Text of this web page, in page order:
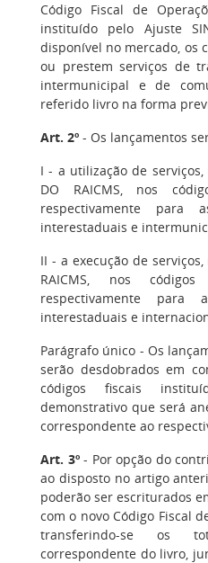
Código Fiscal de
instituído pelo Ajuste
disponível no mercado, os
ou prestem serviços de
intermunicipal e de
referido livro na forma
Art. 2º - Os lançamentos
I - a utilização de serviços,
DO RAICMS, nos
respectivamente para
interestaduais e
II - a execução de
RAICMS, nos
respectivamente para
interestaduais e
Parágrafo único - Os
serão desdobrados em
códigos fiscais
demonstrativo que será
correspondente ao
Art. 3º- Por opção do
ao disposto no artigo
poderão ser escriturados
com o novo Código Fiscal
transferindo-se os
correspondente do livro,